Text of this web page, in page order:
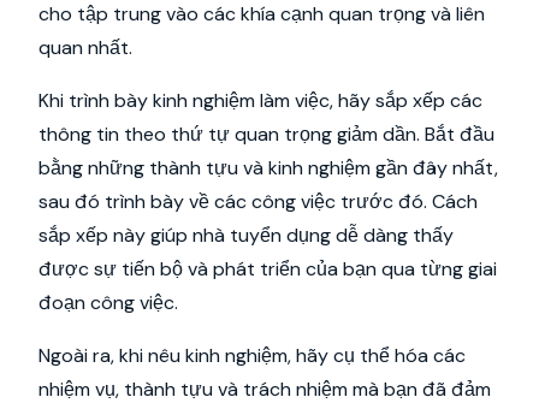
cho tập trung vào các khía cạnh quan trọng và liên
quan nhất.
Khi trình bày kinh nghiệm làm việc, hãy sắp xếp các
thông tin theo thứ tự quan trọng giảm dần. Bắt đầu
bằng những thành tựu và kinh nghiệm gần đây nhất,
sau đó trình bày về các công việc trước đó. Cách
sắp xếp này giúp nhà tuyển dụng dễ dàng thấy
được sự tiến bộ và phát triển của bạn qua từng giai
đoạn công việc.
Ngoài ra, khi nêu kinh nghiệm, hãy cụ thể hóa các
nhiệm vụ, thành tựu và trách nhiệm mà bạn đã đảm